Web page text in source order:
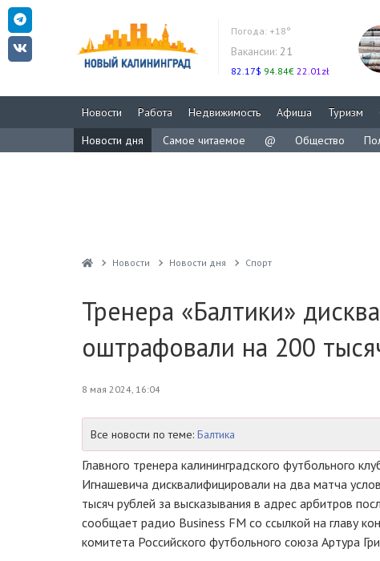
Погода: +18°
Вакансии: 21
82.17$ 94.84€ 22.01zł
Новости Работа Недвижимость Афиша Туризм
Новости дня
Самое читаемое @ Общество
Новости Новости дня Спорт
Тренера «Балтики»
оштрафовали на 200
8 мая 2024, 16:04
Все новости по теме: Балтика
Главного тренера калининградского футбольного
Игнашевича дисквалифицировали на два матча
тысяч рублей за высказывания в адрес арбитров
сообщает радио Business FM со ссылкой на главу
комитета Российского футбольного союза Артура